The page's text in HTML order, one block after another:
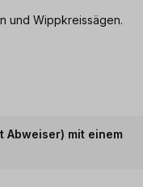
und Wippkreissägen.
Abweiser) mit einem